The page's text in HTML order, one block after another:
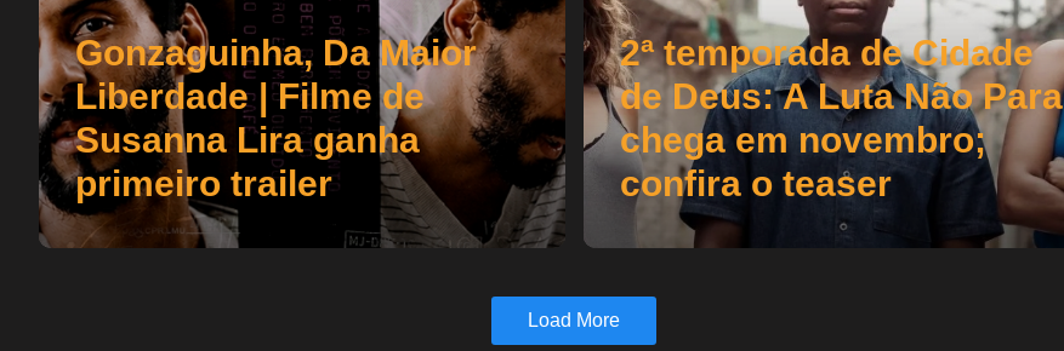
Gonzaguinha, Da Maior
Liberdade | Filme de
Susanna Lira ganha
primeiro trailer
2ª temporada de Cidade
de Deus: A Luta Não Para
chega em novembro;
confira o teaser
Load More